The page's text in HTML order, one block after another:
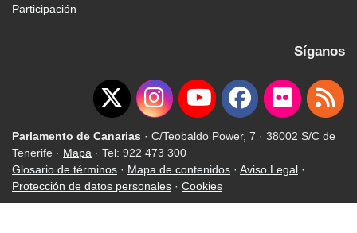
Participación
Síganos
Parlamento de Canarias · C/Teobaldo Power, 7 · 38002 S/C de
Tenerife · Mapa · Tel: 922 473 300
Glosario de términos · Mapa de contenidos · Aviso Legal ·
Protección de datos personales · Cookies